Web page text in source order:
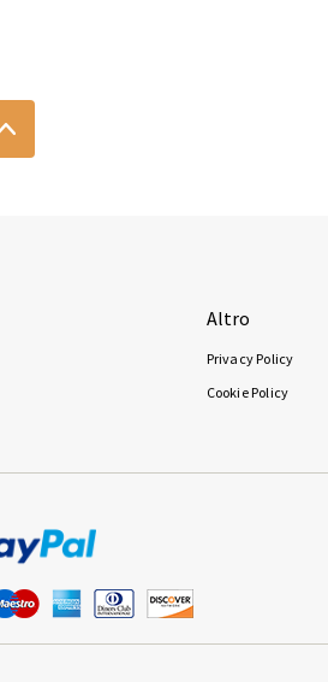
Altro
Privacy Policy
Cookie Policy